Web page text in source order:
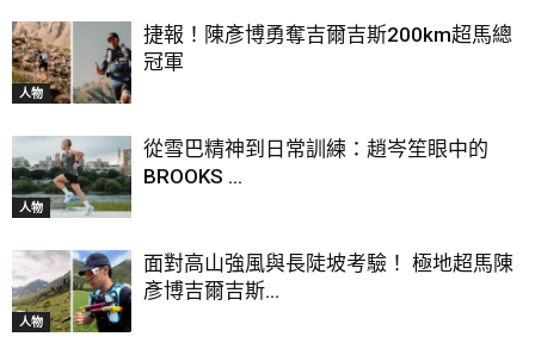
人物
捷報！陳彥博勇奪吉爾吉斯200km超馬總
冠軍
人物
從雪巴精神到日常訓練：趙岑笙眼中的
BROOKS ...
人物
面對高山強風與長陡坡考驗！ 極地超馬陳
彥博吉爾吉斯...